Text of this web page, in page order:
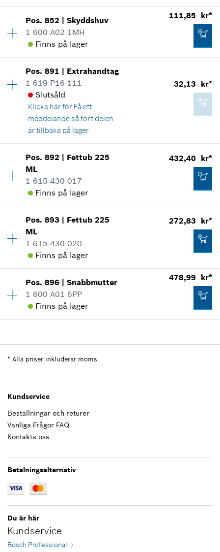
13,13 kr*
*Alla priser inkluderar moms
Visa som illustration
48,28 kr*
Lägg till i kundvagn
Prisgrupp :45
Reservdelsinformationer
1 245,53 kr*
Pos.852 |Skyddshuv
1 600 A02 1MH
Finns på lager
111,85 kr*
Prisgrupp :22
Reservdelsinformationer
Användningsbevis
Visa som illustration
111,85 kr*
*Alla priser inkluderar moms
Lägg till i kundvagn
Pos.891 | Extrahandtag
1 619 P16 111
Slutsåld
Klicka här för Få ett
meddelande så fort delen
är tillbaka på lager
32,13 kr*
Tillgänglighet 1
Prisgrupp
Reservdelsinformationer
Användningsbevis
Visa som illustration
32,13 kr*
Alla priser inkluderar moms
Pos.892 | Fettub 225
ML
1 615 430 017
Finns på lager
432,40 kr*
Tillgänglighet 1
Prisgrupp
Reservdelsinformationer
Användningsbevis
Visa som illustration
Pos.893 | Fettub 225
ML
1 615 430 020
Finns på lager
272,83 kr*
Tillgänglighet 1
Prisgrupp :29
Reservdelsinformationer
Användningsbevis
272,83 kr*
*Alla priser inkluderar moms
Pos.896 |Snabbmutter
1 600 A01 6PP
Finns på lager
478,99 kr*
Prisgrupp:34
Reservdelsinformationer
* Alla priser inkluderar moms
Kundservice
Beställningar och returer
Vanliga Frågor FAQ
Kontakta oss
Betalningsalternativ
Du är här
Kundservice
Bosch Professional